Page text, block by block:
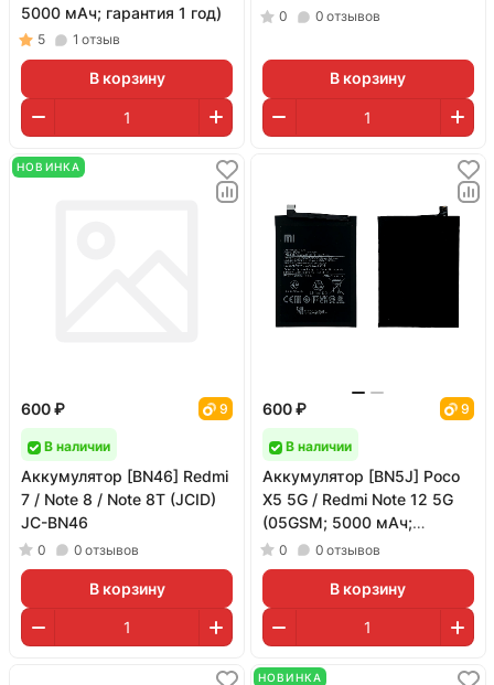
5000 мАч; гарантия 1 год)
5 1 отзыв
В корзину
0 0 отзывов
В корзину
НОВИНКА
600 ₽ 9
В наличии
Аккумулятор [BN46] Redmi
7 / Note 8 / Note 8T (JCID)
JC-BN46
0 0 отзывов
В корзину
600 ₽ 9
В наличии
Аккумулятор [BN5J] Poco
X5 5G / Redmi Note 12 5G
(05GSM; 5000 мАч;
гарантия 1 год)
0 0 отзывов
В корзину
НОВИНКА